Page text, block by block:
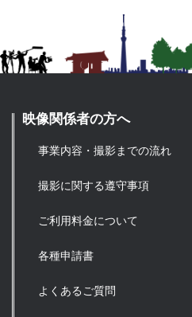
映像関係者の方へ
事業内容・撮影までの流れ
撮影に関する遵守事項
ご利用料金について
各種申請書
よくあるご質問